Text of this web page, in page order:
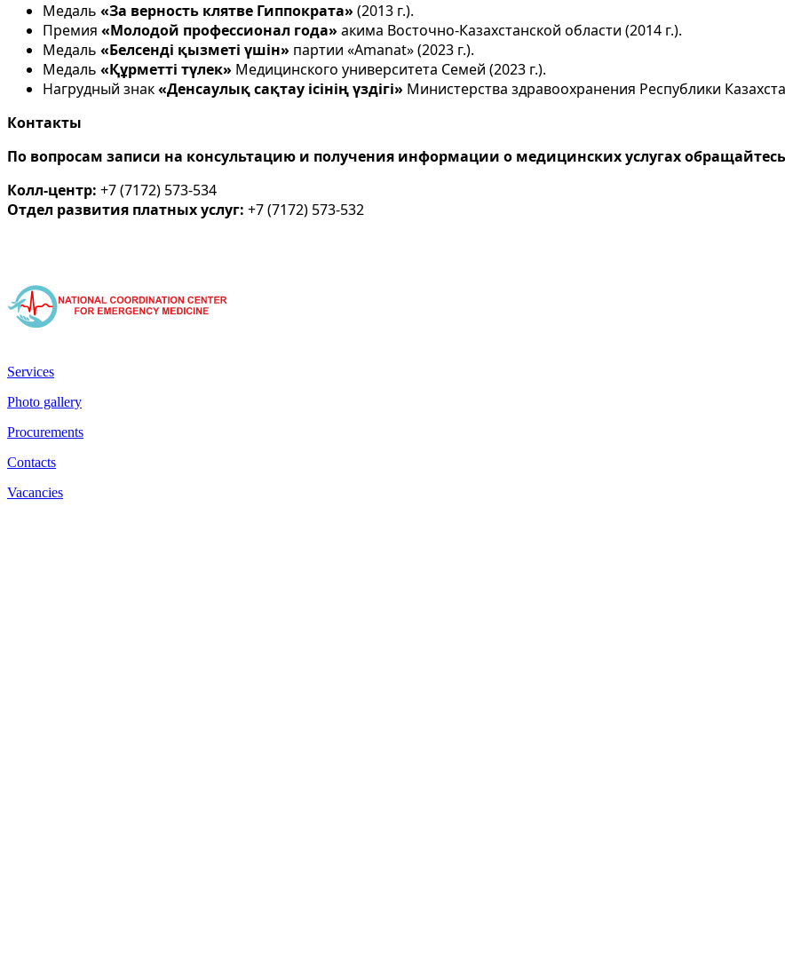
Медаль «За верность клятве Гиппократа»(2013 г.).
Премия «Молодой профессионал года»акима Восточно-Казахстанской области (2014 г.).
Медаль «Белсенді қызметі үшін» партии «Amanat» (2023 г.).
Медаль «Құрметті түлек» Медицинского университета Семей (2023 г.).
Нагрудный знак«Денсаулық сақтау ісінің үздігі» Министерства здравоохранения Республики
Контакты
По вопросам записи на консультацию и получения информации о медицинских услугах
Колл-центр: +7 (7172) 573-534
Отдел развития платных услуг: +7 (7172) 573-532
Services
Photo gallery
Procurements
Contacts
Vacancies